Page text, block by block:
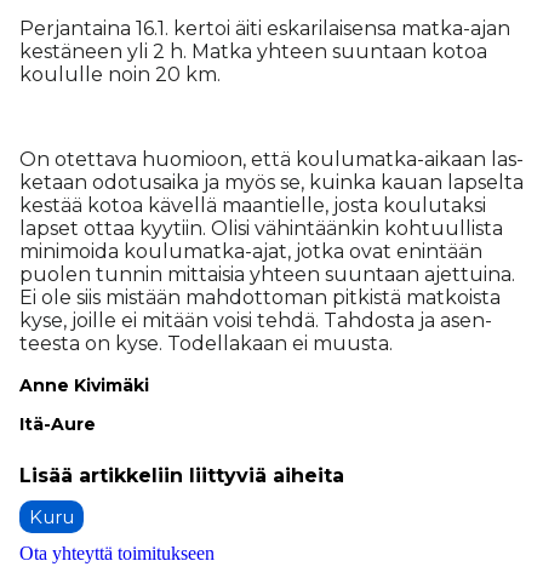
Per­jan­tai­na 16.1. ker­toi äi­ti es­ka­ri­lai­sen­sa mat­ka-ajan
kes­tä­neen yli 2 h. Mat­ka yh­teen suun­taan ko­toa
kou­lul­le noin 20 km.
On otet­ta­va huo­mi­oon, et­tä kou­lu­mat­ka-ai­kaan las­
ke­taan odo­tu­sai­ka ja myös se, kuin­ka kau­an lap­sel­ta
kes­tää ko­toa kä­vel­lä maan­tiel­le, jos­ta kou­lu­tak­si
lap­set ot­taa kyy­tiin. Oli­si vä­hin­tään­kin koh­tuul­lis­ta
mi­ni­moi­da kou­lu­mat­ka-ajat, jot­ka ovat enin­tään
puo­len tun­nin mit­tai­sia yh­teen suun­taan ajet­tui­na.
Ei ole siis mis­tään mah­dot­to­man pit­kis­tä mat­kois­ta
kyse, joil­le ei mi­tään voi­si teh­dä. Tah­dos­ta ja asen­
tees­ta on kyse. To­del­la­kaan ei muus­ta.
An­ne Ki­vi­mä­ki
Itä-Au­re
Kuru
Ota yhteyttä toimitukseen